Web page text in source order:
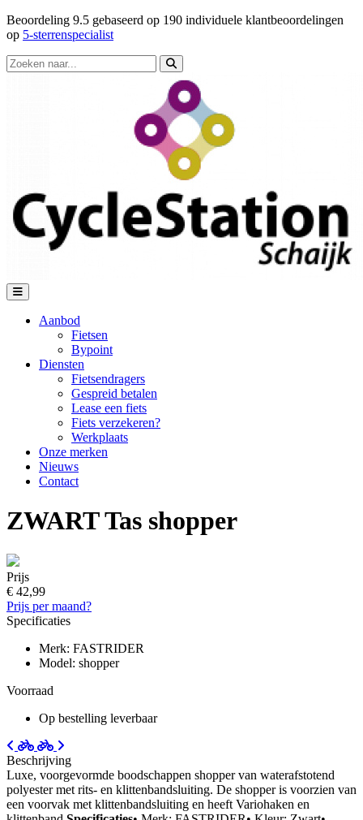
Beoordeling 9.5 gebaseerd op 190 individuele klantbeoordelingen
op 5-sterrenspecialist
Aanbod
Fietsen
Bypoint
Diensten
Fietsendragers
Gespreid betalen
Lease een fiets
Fiets verzekeren?
Werkplaats
Onze merken
Nieuws
Contact
ZWART Tas shopper
Prijs
€ 42,99
Prijs per maand?
Specificaties
Merk: FASTRIDER
Model: shopper
Voorraad
Op bestelling leverbaar
Beschrijving
Luxe, voorgevormde boodschappen shopper van waterafstotend
polyester met rits- en klittenbandsluiting. De shopper is voorzien van
een voorvak met klittenbandsluiting en heeft Variohaken en